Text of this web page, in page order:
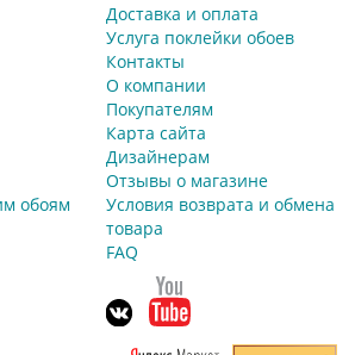
обоям
Доставка и оплата
Услуга поклейки обоев
Контакты
О компании
Покупателям
Карта сайта
Дизайнерам
Отзывы о магазине
Условия возврата и обмена
товара
FAQ